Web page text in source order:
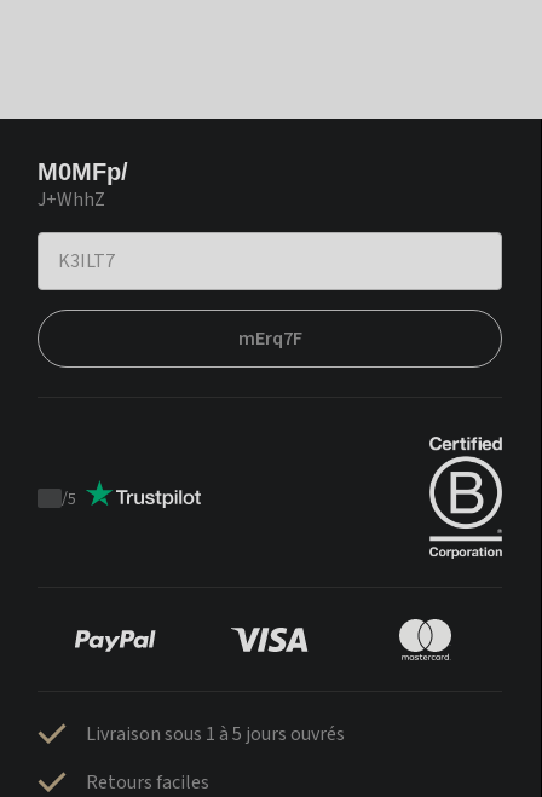
M0MFp/
J+WhhZ
mErq7F
Trustpilot
/5
Livraison sous 1 à 5 jours ouvrés
Retours faciles